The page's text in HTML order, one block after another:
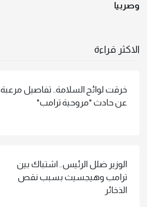
وصربيا
الاكثر قراءة
خرقت لوائح السلامة.. تفاصيل مرعبة
عن حادث "مروحية ترامب"
الوزير ضلل الرئيس.. اشتباك بين
ترامب وهيجسيث بسبب نقص
الذخائر